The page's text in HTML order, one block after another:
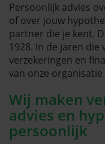
Persoonlijk advies
of over jouw
partner die je kent.
1928. In de jaren die
verzekeringen en
van onze
Wij maken
advies en
persoonlijk